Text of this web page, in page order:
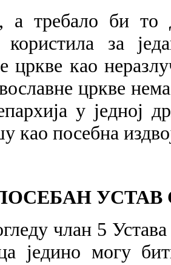
а требало би
користила за
цркве каонераз
цркве не
у једној
као посебна
члан 5
једино могу